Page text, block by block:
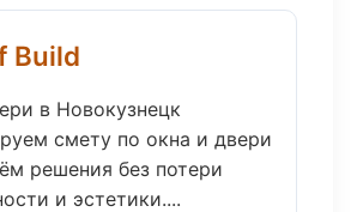
Build
в Новокузнецк
смету по окна и двери
решения без потери
и эстетики....